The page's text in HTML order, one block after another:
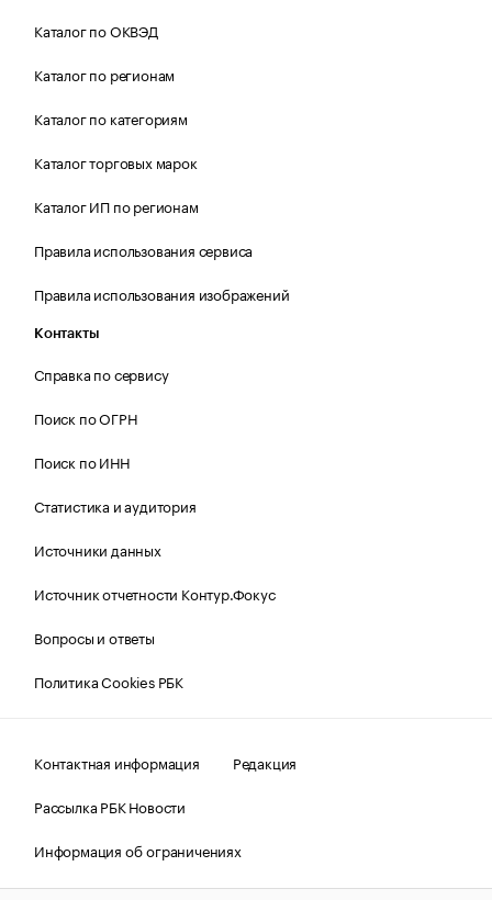
Каталог по ОКВЭД
Каталог по регионам
Каталог по категориям
Каталог торговых марок
Каталог ИП по регионам
Правила использования сервиса
Правила использования изображений
Контакты
Справка по сервису
Поиск по ОГРН
Поиск по ИНН
Статистика и аудитория
Источники данных
Источник отчетности Контур.Фокус
Вопросы и ответы
Политика Cookies РБК
Контактная информация
Редакция
Рассылка РБК Новости
Информация об ограничениях
Правовая информация
О соблюдении авторских прав